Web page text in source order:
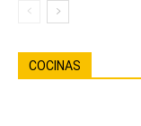
COCINAS